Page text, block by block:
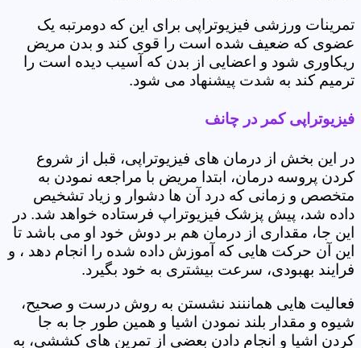
تمرینات ورزشی فیزیوتراپی برای این که دومرتبه یک
عضوی که ضعیف شده است را قوی کند و بدن مریض
ریکاوری شود و اعضایی از بدن که آسیب دیده است را
ترمیم کند به شدت پیشنهاد می شود.
فیزیوتراپی کمر در چانف
در این بخش از درمان های فیزیوتراپی، قبل از شروع
کردن پروسه درمان، ابتدا مریض با مراجعه نمودن به
متخصص و زمانی که درد آن ها دشوار و زیاد تشخیص
داده شد، پیش پزشک فیزیوتراپ فرستاده خواهد شد. در
این جا، مقداری از درمان هم بر دوش خود او می باشد تا
این آن حرکت هایی که آموزش داده شده را انجام دهد ، و
فرایند بهبودی، سرعت بیشتری به خود بگیرد.
فعالیت هایی هماننند نشستن به روش درست و صحیح،
شیوه و مقدار بلند نمودن اشیا و همین طور جا به جا
کردن اشیا و انجام دادن بعضی از تمرین های کششی، به